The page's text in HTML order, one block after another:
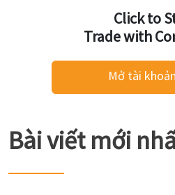
Click to
Trade with
Mở tài
Bài viết mới